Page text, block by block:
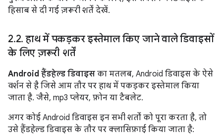
हिसाब से दी गई ज़रूरी शर्तें देखें.
2.2. हाथ में पकड़कर इस्तेमाल किए जाने वाले डिवाइसों
के लिए ज़रूरी शर्तें
Android हैंडहेल्ड डिवाइस का मतलब, Android डिवाइस के ऐसे
वर्शन से है जिसे आम तौर पर हाथ में पकड़कर इस्तेमाल किया
जाता है. जैसे, mp3 प्लेयर, फ़ोन या टैबलेट.
अगर कोई Android डिवाइस इन सभी शर्तों को पूरा करता है, तो
उसे हैंडहेल्ड डिवाइस के तौर पर क्लासिफ़ाई किया जाता है: